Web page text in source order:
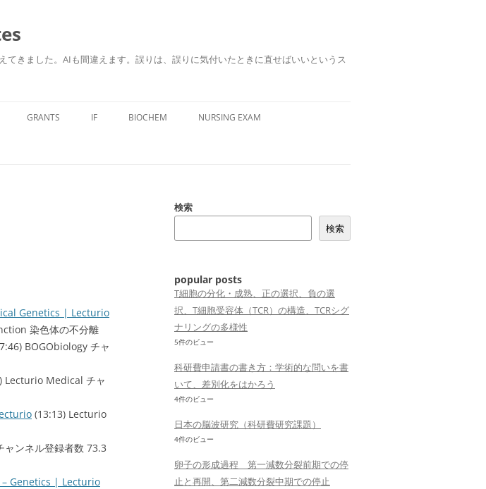
きました。AIも間違えます。誤りは、誤りに気付いたときに直せばいいというス
GRANTS IF BIOCHEM NURSING EXAM
Genetics | Lecturio
染色体の不分離
BOGObiology チャ
Lecturio Medical チャ
(13:13) Lecturio
ンネル登録者数 73.3
Genetics | Lecturio
検索
検索
popular posts
T細胞の分化・成熟、正の選択、負の選
択、T細胞受容体（TCR）の構造、TCRシグ
ナリングの多様性
5件のビュー
科研費申請書の書き方：学術的な問いを書
いて、差別化をはかろう
4件のビュー
日本の脳波研究（科研費研究課題）
4件のビュー
卵子の形成過程 第一減数分裂前期での停
止と再開、第二減数分裂中期での停止